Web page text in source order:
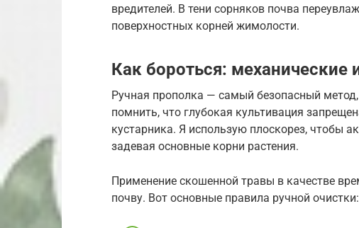
вредителей. В тени сорняков почва
поверхностных корней жимолости.
Как бороться: механические
Ручная прополка — самый безопасный
помнить, что глубокая культивация
кустарника. Я использую плоскорез, чтобы
задевая основные корни растения.
Применение скошенной травы в качестве
почву. Вот основные правила ручной очистки: